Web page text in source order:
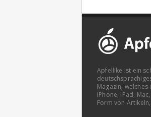
Apfellike ist ein
Magazin,
iPhone, iPad,
Form von